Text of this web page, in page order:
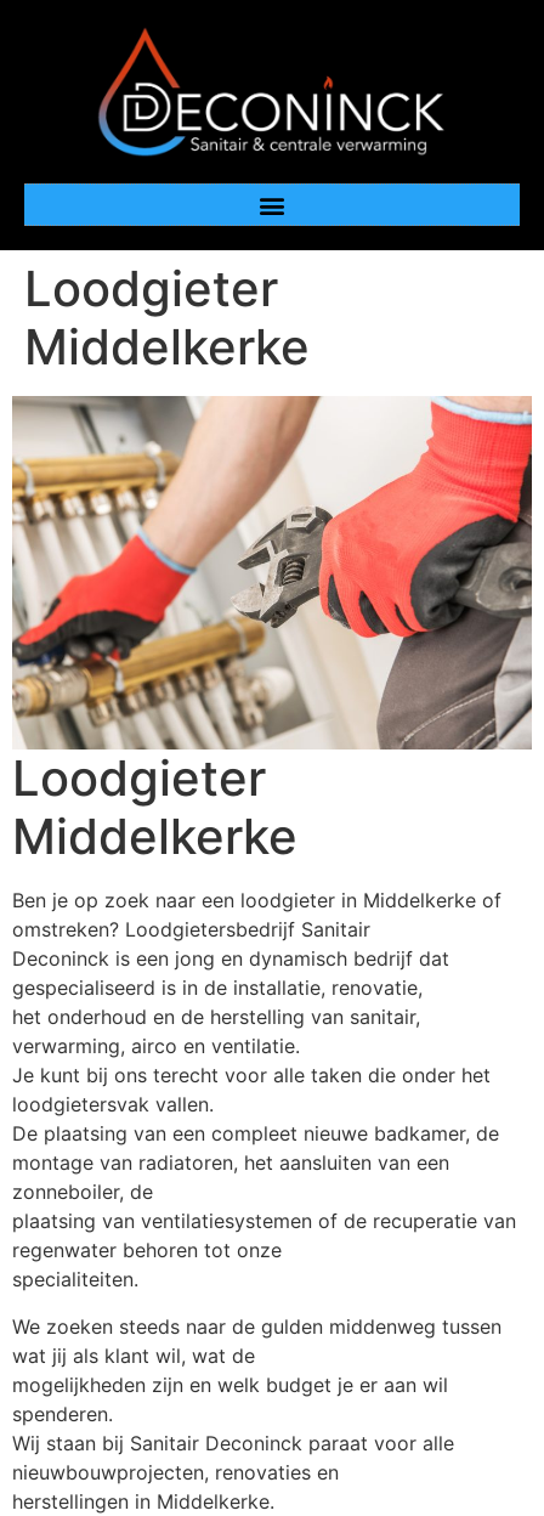
Loodgieter
Middelkerke
Loodgieter
Middelkerke
Ben je op zoek naar een loodgieter in Middelkerke of
omstreken? Loodgietersbedrijf Sanitair
Deconinck is een jong en dynamisch bedrijf dat
gespecialiseerd is in de installatie, renovatie,
het onderhoud en de herstelling van sanitair,
verwarming, airco en ventilatie.
Je kunt bij ons terecht voor alle taken die onder het
loodgietersvak vallen.
De plaatsing van een compleet nieuwe badkamer, de
montage van radiatoren, het aansluiten van een
zonneboiler, de
plaatsing van ventilatiesystemen of de recuperatie van
regenwater behoren tot onze
specialiteiten.
We zoeken steeds naar de gulden middenweg tussen
wat jij als klant wil, wat de
mogelijkheden zijn en welk budget je er aan wil
spenderen.
Wij staan bij Sanitair Deconinck paraat voor alle
nieuwbouwprojecten, renovaties en
herstellingen in Middelkerke.